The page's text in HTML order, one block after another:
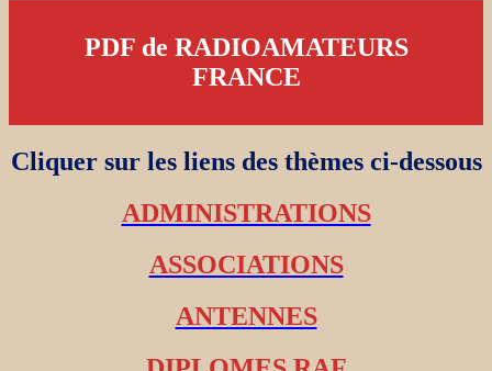
PDF de RADIOAMATEURS
FRANCE
Cliquer sur les liens des thèmes ci-dessous
ADMINISTRATIONS
ASSOCIATIONS
ANTENNES